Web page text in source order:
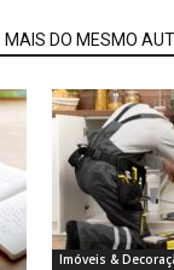
MAIS DO MESMO
Imóveis &